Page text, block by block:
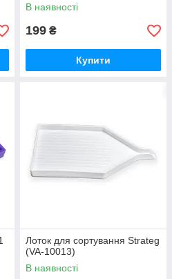
В наявності
199 ₴
Купити
Лоток для сортування Strateg
(VA-10013)
В наявності